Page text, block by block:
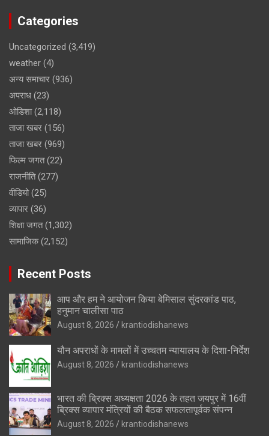
Categories
Uncategorized (3,419)
weather (4)
अन्य समाचार (936)
अपराध (23)
ओडिशा(2,118)
ताजा खबर (156)
ताजा खबर (969)
फिल्म जगत(22)
राजनीति(277)
वीडियो(25)
व्यापार (36)
शिक्षा जगत(1,302)
सामाजिक(2,152)
Recent Posts
आप और हम ने आयोजन किया बेमिसाल सुंदरकांड पाठ,
हनुमान चालीसा पाठ
August 8, 2026 krantiodishanews
यौन अपराधों के मामलों में उच्चतम न्यायालय के दिशा-निर्देश
August 8, 2026 krantiodishanews
भारत की ब्रिक्‍स अध्यक्षता 2026 के तहत जयपुर में 16वीं
ब्रिक्‍स व्यापार मंत्रियों की बैठक सफलतापूर्वक संपन्न
August 8, 2026 krantiodishanews